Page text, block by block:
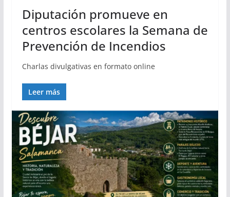
Diputación promueve en
centros escolares la Semana de
Prevención de Incendios
Charlas divulgativas en formato online
Leer más